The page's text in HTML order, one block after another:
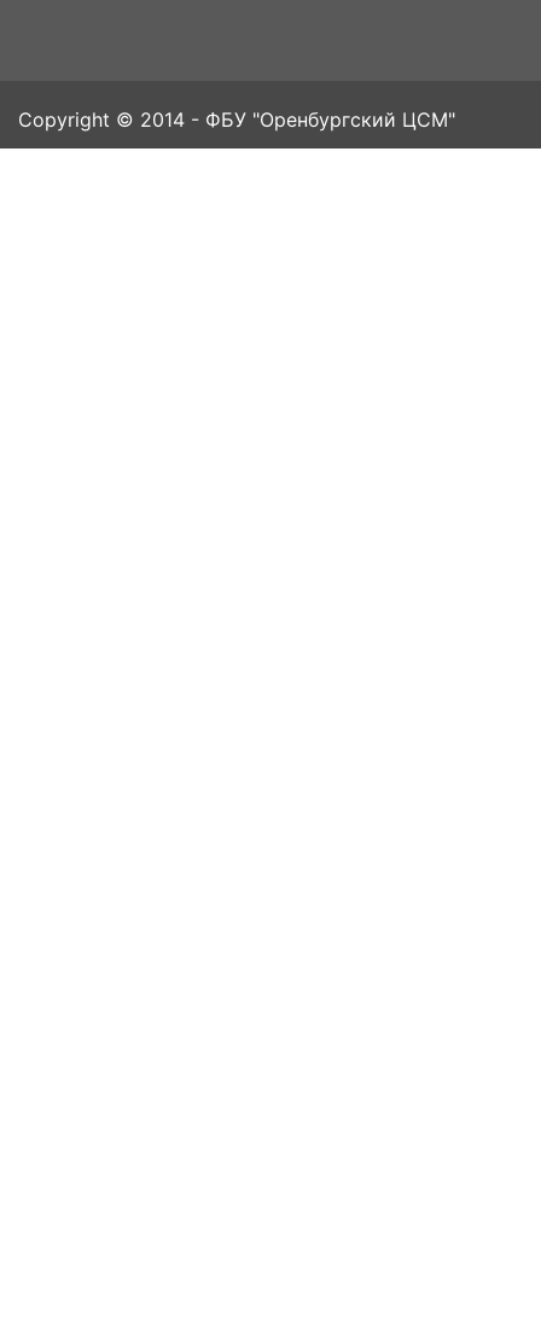
Copyright © 2014 - ФБУ "Оренбургский ЦСМ"